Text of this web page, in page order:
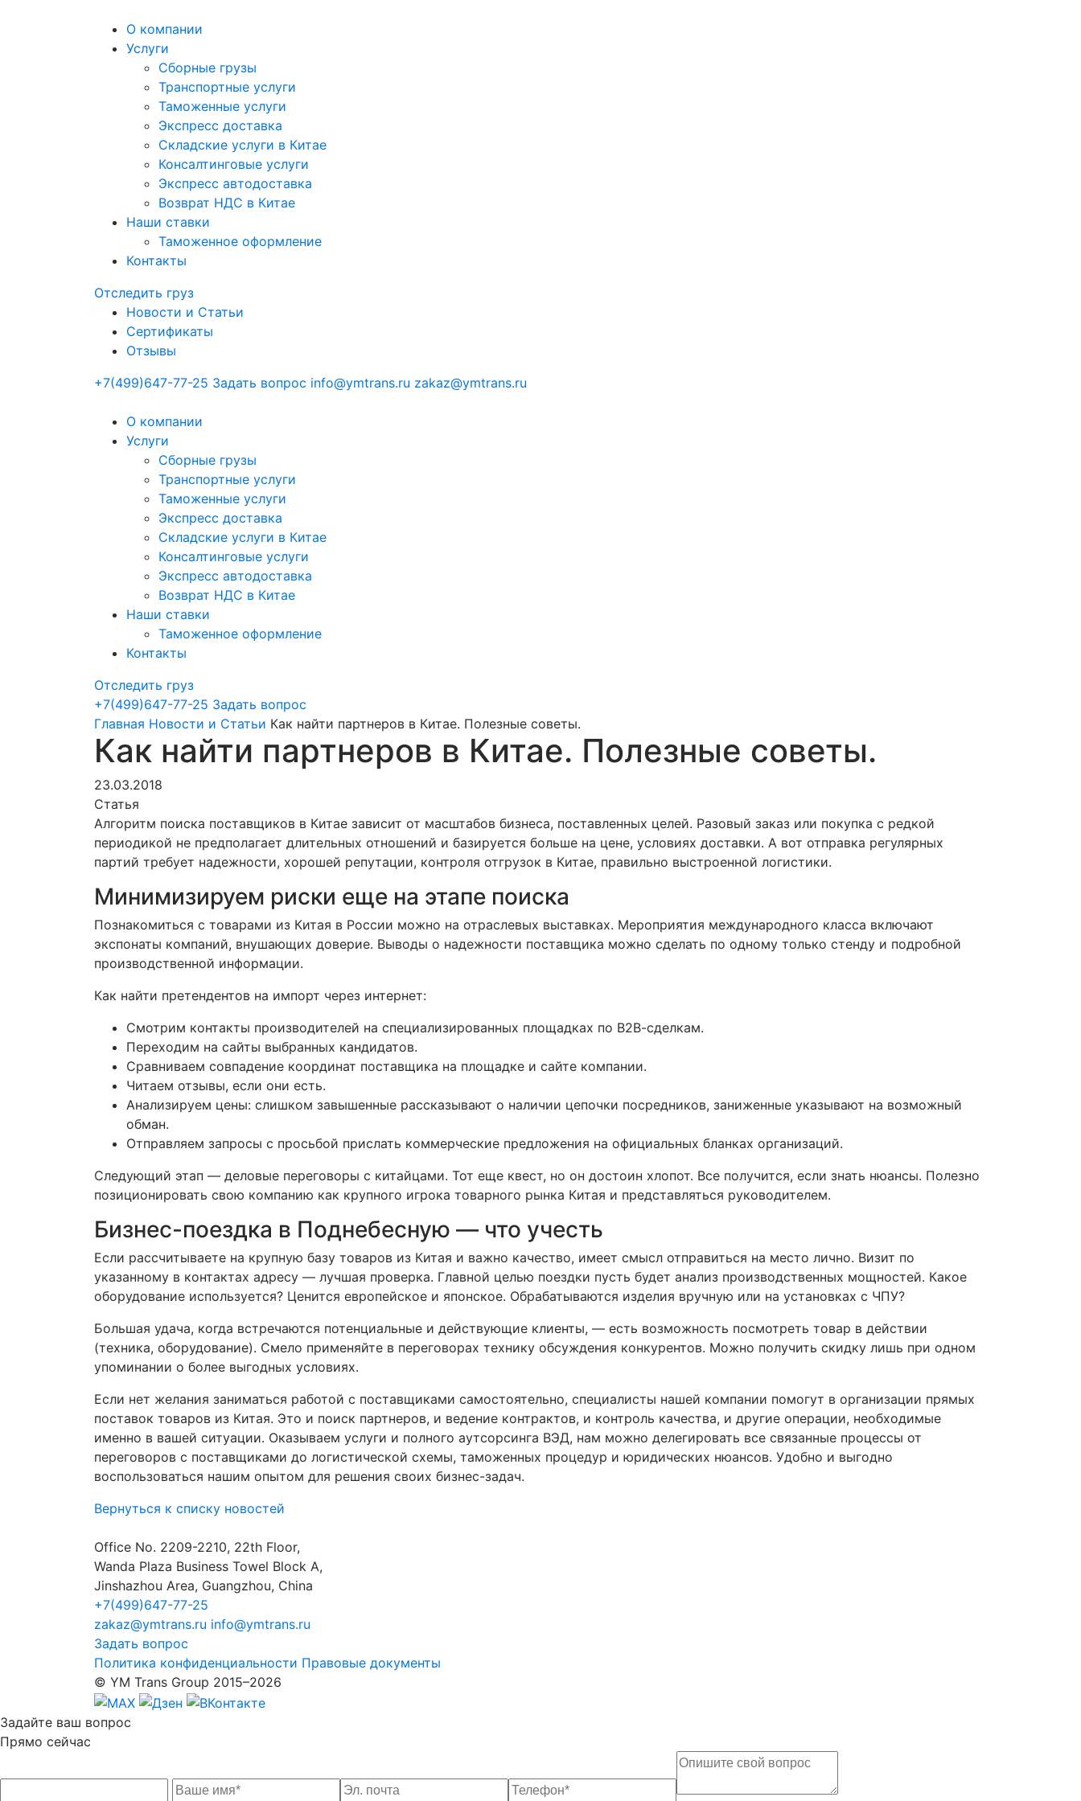
О компании
Услуги
Сборные грузы
Транспортные услуги
Таможенные услуги
Экспресс доставка
Cкладские услуги в Китае
Консалтинговые услуги
Экспресс автодоставка
Возврат НДС в Китае
Наши ставки
Таможенное оформление
Контакты
Отследить груз
Новости и Статьи
Сертификаты
Отзывы
+7(499)647-77-25 Задать вопрос info@ymtrans.ru zakaz@ymtrans.ru
О компании
Услуги
Сборные грузы
Транспортные услуги
Таможенные услуги
Экспресс доставка
Cкладские услуги в Китае
Консалтинговые услуги
Экспресс автодоставка
Возврат НДС в Китае
Наши ставки
Таможенное оформление
Контакты
Отследить груз
+7(499)647-77-25 Задать вопрос
Главная Новости и Статьи Как найти партнеров в Китае. Полезные советы.
Как найти партнеров в Китае. Полезные советы.
23.03.2018
Статья
Алгоритм поиска поставщиков в Китае зависит от масштабов бизнеса, поставленных целей. Разовый заказ или покупка с редкой
периодикой не предполагает длительных отношений и базируется больше на цене, условиях доставки. А вот отправка регулярных
партий требует надежности, хорошей репутации, контроля отгрузок в Китае, правильно выстроенной логистики.
Минимизируем риски еще на этапе поиска
Познакомиться с товарами из Китая в России можно на отраслевых выставках. Мероприятия международного класса включают
экспонаты компаний, внушающих доверие. Выводы о надежности поставщика можно сделать по одному только стенду и подробной
производственной информации.
Как найти претендентов на импорт через интернет:
Смотрим контакты производителей на специализированных площадках по В2В-сделкам.
Переходим на сайты выбранных кандидатов.
Сравниваем совпадение координат поставщика на площадке и сайте компании.
Читаем отзывы, если они есть.
Анализируем цены: слишком завышенные рассказывают о наличии цепочки посредников, заниженные указывают на возможный
обман.
Отправляем запросы с просьбой прислать коммерческие предложения на официальных бланках организаций.
Следующий этап — деловые переговоры с китайцами. Тот еще квест, но он достоин хлопот. Все получится, если знать нюансы. Полезно
позиционировать свою компанию как крупного игрока товарного рынка Китая и представляться руководителем.
Бизнес-поездка в Поднебесную — что учесть
Если рассчитываете на крупную базу товаров из Китая и важно качество, имеет смысл отправиться на место лично. Визит по
указанному в контактах адресу — лучшая проверка. Главной целью поездки пусть будет анализ производственных мощностей. Какое
оборудование используется? Ценится европейское и японское. Обрабатываются изделия вручную или на установках с ЧПУ?
Большая удача, когда встречаются потенциальные и действующие клиенты, — есть возможность посмотреть товар в действии
(техника, оборудование). Смело применяйте в переговорах технику обсуждения конкурентов. Можно получить скидку лишь при одном
упоминании о более выгодных условиях.
Если нет желания заниматься работой с поставщиками самостоятельно, специалисты нашей компании помогут в организации прямых
поставок товаров из Китая. Это и поиск партнеров, и ведение контрактов, и контроль качества, и другие операции, необходимые
именно в вашей ситуации. Оказываем услуги и полного аутсорсинга ВЭД, нам можно делегировать все связанные процессы от
переговоров с поставщиками до логистической схемы, таможенных процедур и юридических нюансов. Удобно и выгодно
воспользоваться нашим опытом для решения своих бизнес-задач.
Вернуться к списку новостей
Office No. 2209-2210, 22th Floor,
Wanda Plaza Business Towel Block A,
Jinshazhou Area, Guangzhou, China
+7(499)647-77-25
zakaz@ymtrans.ru info@ymtrans.ru
Задать вопрос
Политика конфиденциальности Правовые документы
© YM Trans Group 2015–2026
Задайте ваш вопрос
Прямо сейчас